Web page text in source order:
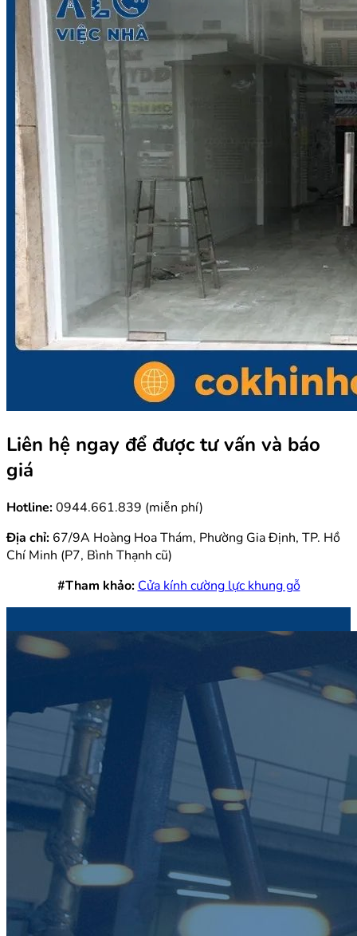
Liên hệ ngay để được tư vấn và báo
giá
Hotline:0944.661.839 (miễn phí)
Địa chỉ: 67/9A Hoàng Hoa Thám, Phường Gia Định, TP. Hồ
Chí Minh (P7, Bình Thạnh cũ)
#Tham khảo: Cửa kính cường lực khung gỗ